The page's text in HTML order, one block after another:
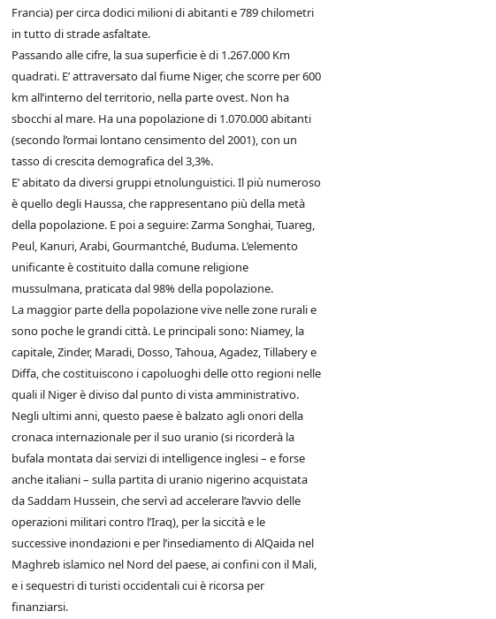
Francia) per circa dodici milioni di abitanti e 789 chilometri
in tutto di strade asfaltate.
Passando alle cifre, la sua superficie è di 1.267.000 Km
quadrati. E’ attraversato dal fiume Niger, che scorre per 600
km all’interno del territorio, nella parte ovest. Non ha
sbocchi al mare. Ha una popolazione di 1.070.000 abitanti
(secondo l’ormai lontano censimento del 2001), con un
tasso di crescita demografica del 3,3%.
E’ abitato da diversi gruppi etnolunguistici. Il più numeroso
è quello degli Haussa, che rappresentano più della metà
della popolazione. E poi a seguire: Zarma Songhai, Tuareg,
Peul, Kanuri, Arabi, Gourmantché, Buduma. L’elemento
unificante è costituito dalla comune religione
mussulmana, praticata dal 98% della popolazione.
La maggior parte della popolazione vive nelle zone rurali e
sono poche le grandi città. Le principali sono: Niamey, la
capitale, Zinder, Maradi, Dosso, Tahoua, Agadez, Tillabery e
Diffa, che costituiscono i capoluoghi delle otto regioni nelle
quali il Niger è diviso dal punto di vista amministrativo.
Negli ultimi anni, questo paese è balzato agli onori della
cronaca internazionale per il suo uranio (si ricorderà la
bufala montata dai servizi di intelligence inglesi – e forse
anche italiani – sulla partita di uranio nigerino acquistata
da Saddam Hussein, che servì ad accelerare l’avvio delle
operazioni militari contro l’Iraq), per la siccità e le
successive inondazioni e per l’insediamento di AlQaida nel
Maghreb islamico nel Nord del paese, ai confini con il Mali,
e i sequestri di turisti occidentali cui è ricorsa per
finanziarsi.